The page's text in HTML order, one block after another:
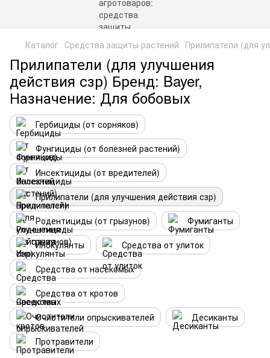
Каталог Средства защиты растений Прилипатели (для
Прилипатели (для улучшения
действия сзр) Бренд: Bayer,
Назначение: Для бобовых
Гербициды (от сорняков)
Фунгициды (от болезней растений)
Инсектициды (от вредителей)
Прилипатели (для улучшения действия сзр)
Родентициды (от грызунов)
Фумиганты
Инокулянты
Средства от улиток
Средства от насекомых
Средства от кротов
Очистители опрыскивателей
Десиканты
Протравители